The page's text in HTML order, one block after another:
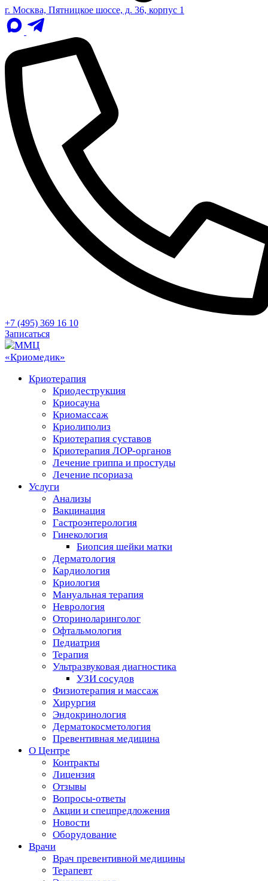
г. Москва, Пятницкое шоссе, д. 36, корпус 1
+7 (495) 369 16 10
Записаться
Криотерапия
Криодеструкция
Криосауна
Криомассаж
Криолиполиз
Криотерапия суставов
Криотерапия ЛОР-органов
Лечение гриппа и простуды
Лечение псориаза
Услуги
Анализы
Вакцинация
Гастроэнтерология
Гинекология
Биопсия шейки матки
Дерматология
Кардиология
Криология
Мануальная терапия
Неврология
Оториноларинголог
Офтальмология
Педиатрия
Терапия
Ультразвуковая диагностика
УЗИ сосудов
Физиотерапия и массаж
Хирургия
Эндокринология
Дерматокосметология
Превентивная медицина
О Центре
Контракты
Лицензия
Отзывы
Вопросы-ответы
Акции и спецпредложения
Новости
Оборудование
Врачи
Врач превентивной медицины
Терапевт